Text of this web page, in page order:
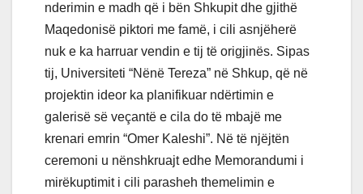
nderimin e madh që i bën Shkupit dhe gjithë
Maqedonisë piktori me famë, i cili asnjëherë
nuk e ka harruar vendin e tij të origjinës. Sipas
tij, Universiteti “Nënë Tereza” në Shkup, që në
projektin ideor ka planifikuar ndërtimin e
galerisë së veçantë e cila do të mbajë me
krenari emrin “Omer Kaleshi”. Në të njëjtën
ceremoni u nënshkruajt edhe Memorandumi i
mirëkuptimit i cili parasheh themelimin e